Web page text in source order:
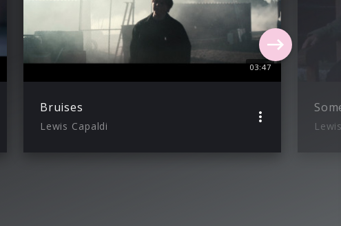
03:47
Bruises
Lewis Capaldi